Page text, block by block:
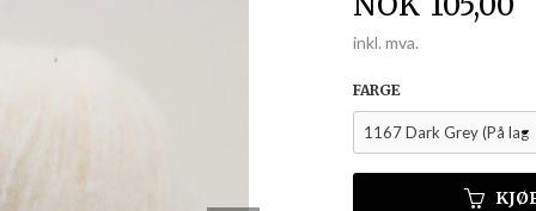
inkl. mva.
FARGE